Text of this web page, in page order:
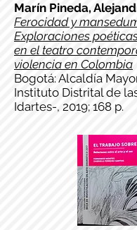
Marín Pineda,
Ferocidad y
Exploraciones
en el teatro
violencia en Colombia
Bogotá: Alcaldía
Instituto Distrital de
Idartes-, 2019; 168 p.